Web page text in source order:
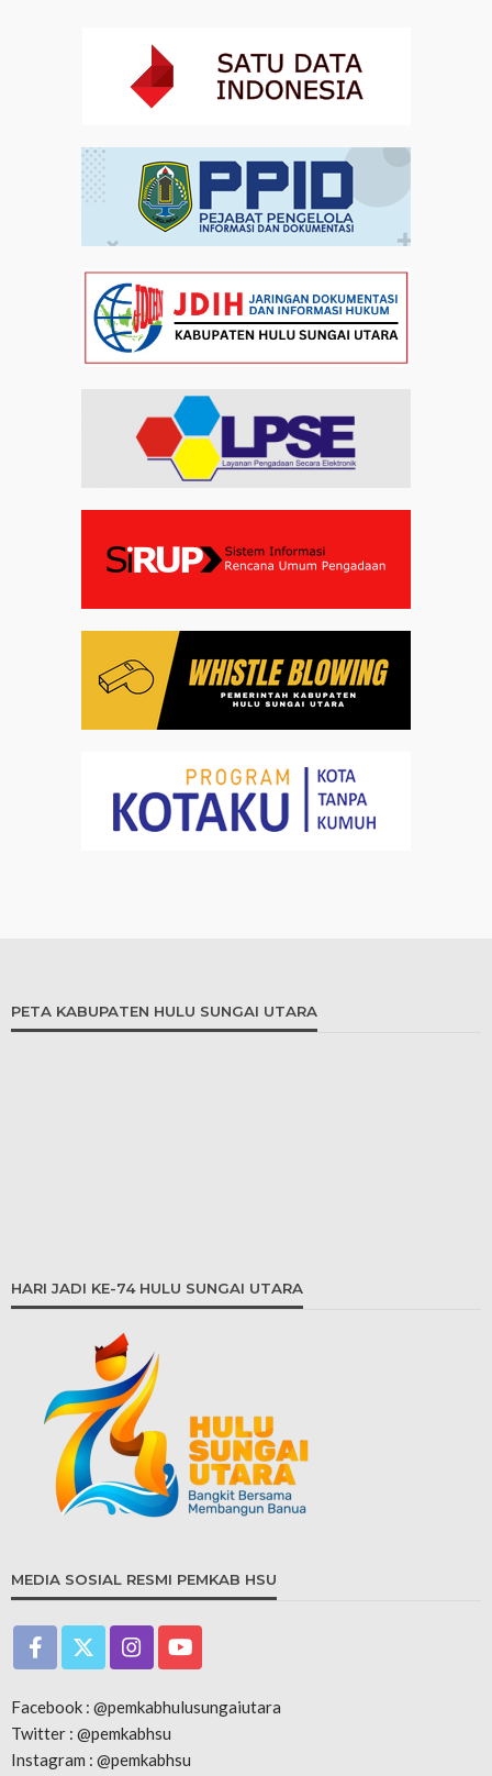
Pandang terhadap Penyandang Disabilitas
PETA KABUPATEN HULU SUNGAI UTARA
HARI JADI KE-74 HULU SUNGAI UTARA
MEDIA SOSIAL RESMI PEMKAB HSU
Facebook : @pemkabhulusungaiutara
Twitter : @pemkabhsu
Instagram : @pemkabhsu